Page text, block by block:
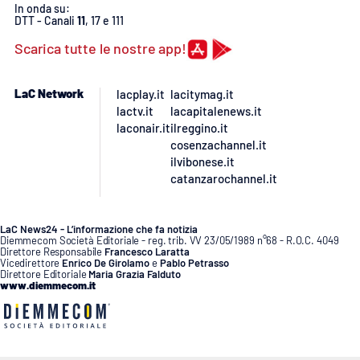
Lacplay.it
Lactv.it
Laconair.it
Cosenzachannel.it
Ilvibonese.it
Catanzarochannel.it
In onda su:
DTT - Canali 11, 17 e 111
Scarica tutte le nostre app!
LaC Network
lacplay.it
lactv.it
laconair.it
lacitymag.it
lacapitalenews.it
ilreggino.it
cosenzachannel.it
ilvibonese.it
catanzarochannel.it
LaC News24 - L’informazione che fa notizia
Diemmecom Società Editoriale - reg. trib. VV 23/05/1989 n°68 - R.O.C. 4049
Direttore Responsabile Francesco Laratta
Vicedirettore Enrico De GirolamoePablo Petrasso
Direttore Editoriale Maria Grazia Falduto
www.diemmecom.it